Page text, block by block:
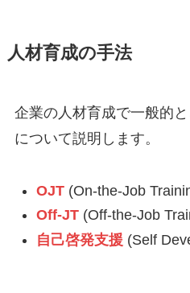
人材育成の手法
企業の人材育成で一般的
について説明します。
OJT(On-the-Job
Off-JT (Off-the-Job
自己啓発支援 (Self